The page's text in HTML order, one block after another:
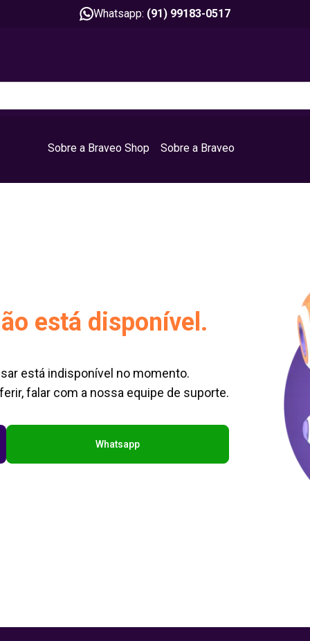
Whatsapp: (91) 99183-0517
Sobre a Braveo Shop Sobre a Braveo
está disponível.
está indisponível no momento.
falar com a nossa equipe de suporte.
Whatsapp